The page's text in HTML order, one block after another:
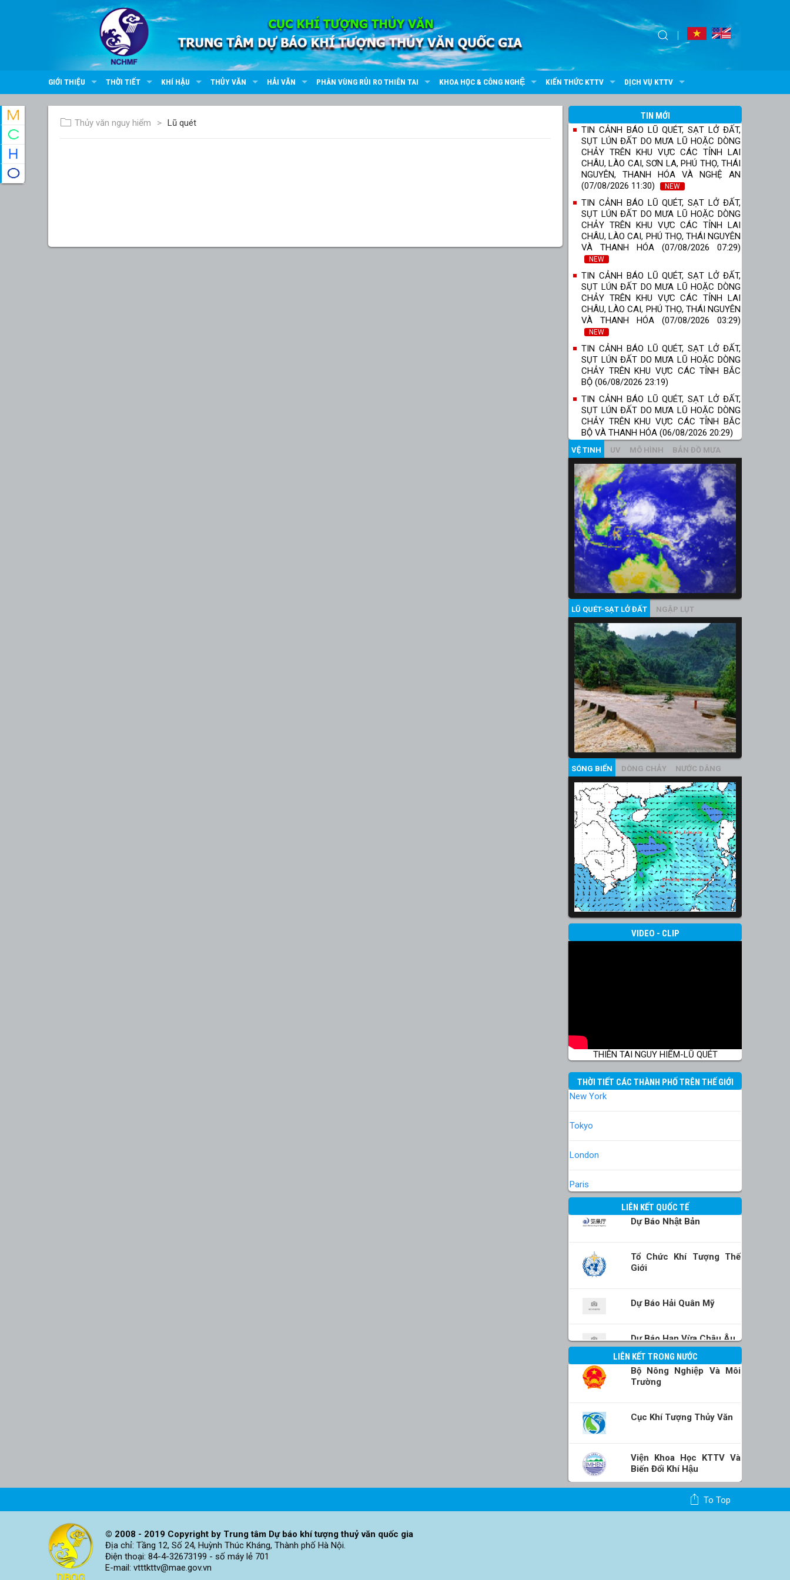
GIỚI THIỆU THỜI TIẾT KHÍ HẬU THỦY VĂN HẢI VĂN PHÂN VÙNG RỦI RO THIÊN TAI KHOA HỌC & CÔNG NGHỆ KIẾN THỨC KTTV DỊCH VỤ KTTV
Thủy văn nguy hiểm Lũ quét
TIN MỚI
TIN CẢNH BÁO LŨ QUÉT, SẠT LỞ ĐẤT,
SỤT LÚN ĐẤT DO MƯA LŨ HOẶC DÒNG
CHẢY TRÊN KHU VỰC CÁC TỈNH LAI
CHÂU, LÀO CAI, SƠN LA, PHÚ THỌ, THÁI
NGUYÊN, THANH HÓA VÀ NGHỆ AN
(07/08/2026 11:30)
NEW
TIN CẢNH BÁO LŨ QUÉT, SẠT LỞ ĐẤT,
SỤT LÚN ĐẤT DO MƯA LŨ HOẶC DÒNG
CHẢY TRÊN KHU VỰC CÁC TỈNH LAI
CHÂU, LÀO CAI, PHÚ THỌ, THÁI NGUYÊN
VÀ THANH HÓA (07/08/2026 07:29)
NEW
TIN CẢNH BÁO LŨ QUÉT, SẠT LỞ ĐẤT,
SỤT LÚN ĐẤT DO MƯA LŨ HOẶC DÒNG
CHẢY TRÊN KHU VỰC CÁC TỈNH LAI
CHÂU, LÀO CAI, PHÚ THỌ, THÁI NGUYÊN
VÀ THANH HÓA (07/08/2026 03:29)
NEW
TIN CẢNH BÁO LŨ QUÉT, SẠT LỞ ĐẤT,
SỤT LÚN ĐẤT DO MƯA LŨ HOẶC DÒNG
CHẢY TRÊN KHU VỰC CÁC TỈNH BẮC
BỘ (06/08/2026 23:19)
TIN CẢNH BÁO LŨ QUÉT, SẠT LỞ ĐẤT,
SỤT LÚN ĐẤT DO MƯA LŨ HOẶC DÒNG
CHẢY TRÊN KHU VỰC CÁC TỈNH BẮC
BỘ VÀ THANH HÓA (06/08/2026 20:29)
VỆ TINH UV MÔ HÌNH BẢN ĐỒ MƯA
LŨ QUÉT-SẠT LỞ ĐẤT NGẬP LỤT
SÓNG BIỂN DÒNG CHẢY NƯỚC DÂNG
VIDEO - CLIP
THIÊN TAI NGUY HIỂM-LŨ QUÉT
THỜI TIẾT CÁC THÀNH PHỐ TRÊN THẾ GIỚI
New York
Tokyo
London
Paris
LIÊN KẾT QUỐC TẾ
Dự Báo Nhật Bản
Tổ Chức Khí Tượng Thế
Giới
Dự Báo Hải Quân Mỹ
Dự Báo Hạn Vừa Châu Âu
LIÊN KẾT TRONG NƯỚC
Bộ Nông Nghiệp Và Môi
Trường
Cục Khí Tượng Thủy Văn
Viện Khoa Học KTTV Và
Biến Đổi Khí Hậu
To Top
© 2008 - 2019 Copyright by Trung tâm Dự báo khí tượng thuỷ văn quốc gia
Địa chỉ: Tầng 12, Số 24, Huỳnh Thúc Kháng, Thành phố Hà Nội.
Điện thoại: 84-4-32673199 - số máy lẻ 701
E-mail: vtttkttv@mae.gov.vn